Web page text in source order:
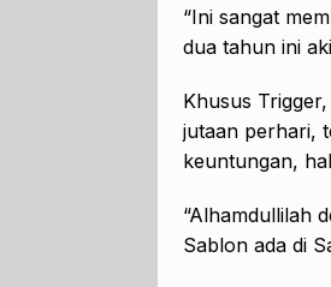
“Ini sangat
dua tahun ini
Khusus
jutaan perhari,
keuntungan,
“Alhamdullilah
Sablon ada di